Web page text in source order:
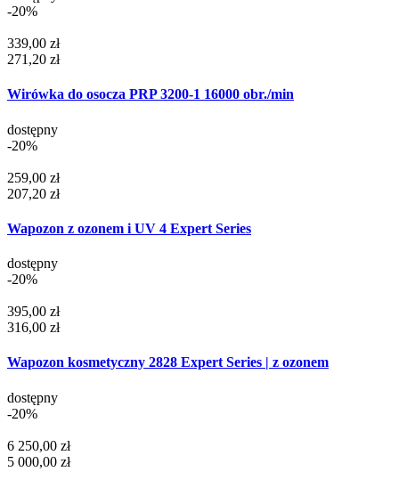
-20%
339,00 zł
271,20 zł
Wirówka do osocza PRP 3200-1 16000 obr./min
dostępny
-20%
259,00 zł
207,20 zł
Wapozon z ozonem i UV 4 Expert Series
dostępny
-20%
395,00 zł
316,00 zł
Wapozon kosmetyczny 2828 Expert Series | z ozonem
dostępny
-20%
6 250,00 zł
5 000,00 zł